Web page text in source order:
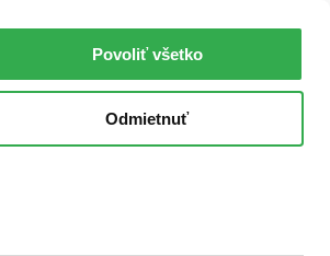
Povoliť všetko
Odmietnuť